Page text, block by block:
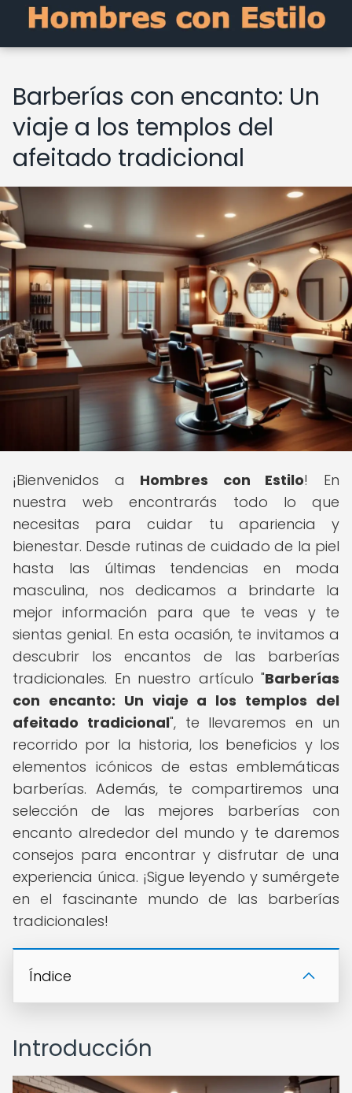
Barberías con encanto: Un
viaje a los templos del
afeitado tradicional
¡Bienvenidos a Hombres con Estilo! En
nuestra web encontrarás todo lo que
necesitas para cuidar tu apariencia y
bienestar. Desde rutinas de cuidado de la piel
hasta las últimas tendencias en moda
masculina, nos dedicamos a brindarte la
mejor información para que te veas y te
sientas genial. En esta ocasión, te invitamos a
descubrir los encantos de las barberías
tradicionales. En nuestro artículo "Barberías
con encanto: Un viaje a los templos del
afeitado tradicional", te llevaremos en un
recorrido por la historia, los beneficios y los
elementos icónicos de estas emblemáticas
barberías. Además, te compartiremos una
selección de las mejores barberías con
encanto alrededor del mundo y te daremos
consejos para encontrar y disfrutar de una
experiencia única. ¡Sigue leyendo y sumérgete
en el fascinante mundo de las barberías
tradicionales!
Índice
Introducción